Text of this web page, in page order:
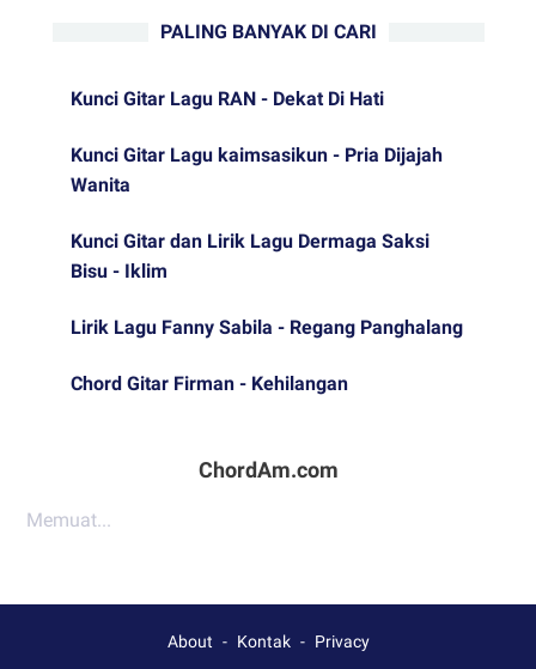
PALING BANYAK DI CARI
Kunci Gitar Lagu RAN - Dekat Di Hati
Kunci Gitar Lagu kaimsasikun - Pria Dijajah
Wanita
Kunci Gitar dan Lirik Lagu Dermaga Saksi
Bisu - Iklim
Lirik Lagu Fanny Sabila - Regang Panghalang
Chord Gitar Firman - Kehilangan
ChordAm.com
Memuat...
About Kontak Privacy